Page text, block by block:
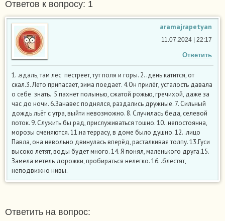
Ответов к вопросу: 1
aramajrapetyan
Ответить
11.07.2024 | 22:17
1. .вдаль, там лес пестреет, тут поля и горы. 2. .день катится, от
скал.3. Лето припасает, зима поедает. 4.Он прилёг, усталость давала
о себе знать. 5.пахнет полынью, сжатой рожью, гречихой, даже за
час до ночи. 6.Занавес поднялся, раздались дружные. 7. Сильный
дождь льёт с утра, выйти невозможно. 8. Случилась беда, селевой
поток. 9. Служить бы рад, прислуживаться тошно. 10. .непостоянна,
морозы сменяются. 11.на террасу, в доме было душно. 12. .лицо
Павла, она невольно двинулась вперёд, расталкивая толпу. 13.Гуси
высоко летят, воды будет много. 14. Я понял, маленького друга.15.
Замела метель дорожки, пробираться нелегко. 16. .блестят,
неподвижно нивы.
Ответить на вопрос: